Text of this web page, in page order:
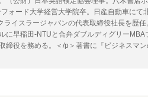
ォード大学経営大学院卒。日産自動車にて
イスラージャパンの代表取締役社長を歴
に早稲田-NTUと合弁ダブルディグリー
締役を務める。＜/p＞著書に『ビジネスマ